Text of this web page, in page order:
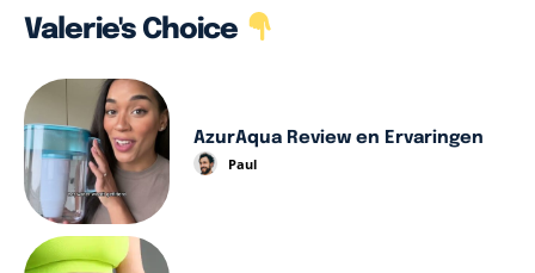
Valerie's Choice
AzurAqua Review en Ervaringen
Paul